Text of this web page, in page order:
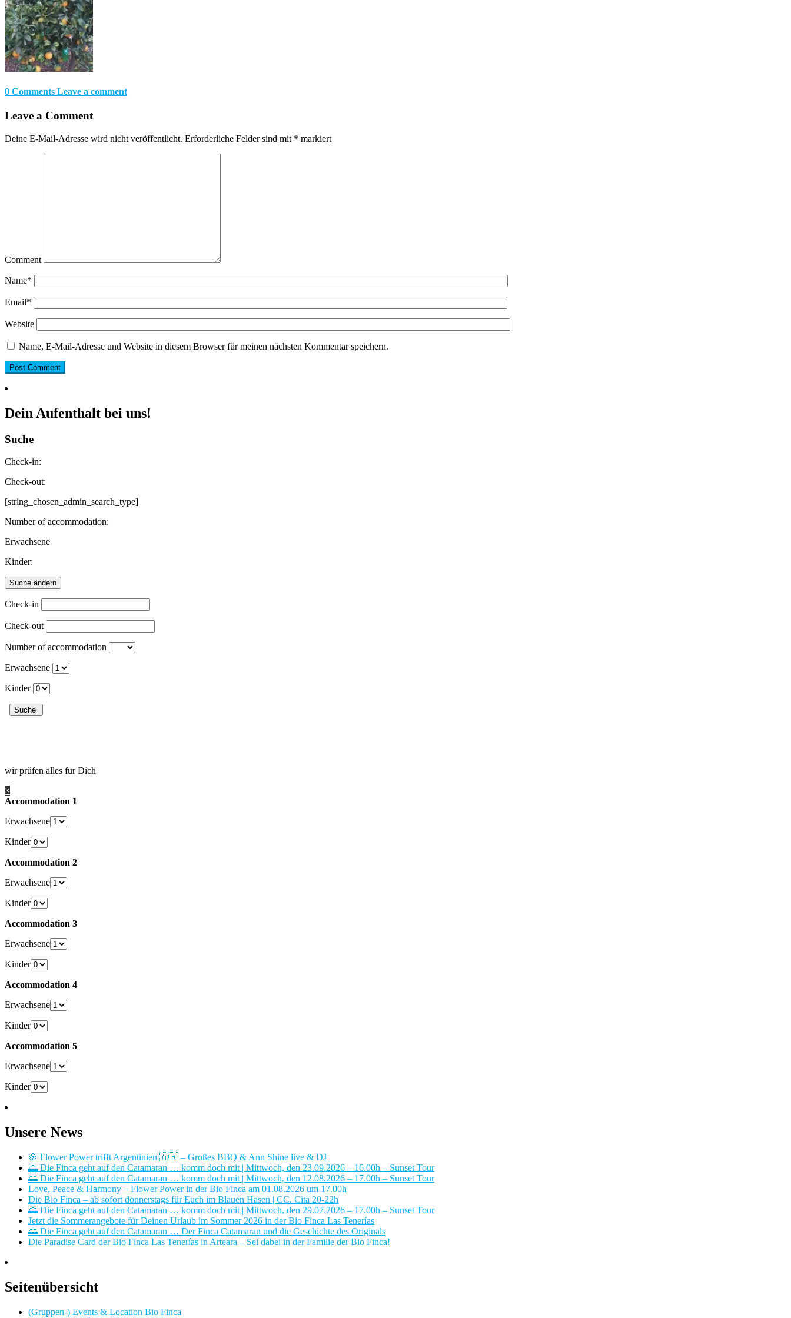
0 Comments Leave a comment
Leave a Comment
Deine E-Mail-Adresse wird nicht veröffentlicht. Erforderliche Felder sind mit * markiert
Comment
Name*
Email*
Website
Name, E-Mail-Adresse und Website in diesem Browser für meinen nächsten Kommentar speichern.
Dein Aufenthalt bei uns!
Suche
Check-in:
Check-out:
[string_chosen_admin_search_type]
Number of accommodation:
Erwachsene
Kinder:
Check-in
Check-out
Number of accommodation
Erwachsene
Kinder
wir prüfen alles für Dich
×
Accommodation 1
Erwachsene
Kinder
Accommodation 2
Erwachsene
Kinder
Accommodation 3
Erwachsene
Kinder
Accommodation 4
Erwachsene
Kinder
Accommodation 5
Erwachsene
Kinder
Unsere News
🌸 Flower Power trifft Argentinien 🇦🇷 – Großes BBQ & Ann Shine live & DJ
🌅 Die Finca geht auf den Catamaran … komm doch mit | Mittwoch, den 23.09.2026 – 16.00h – Sunset Tour
🌅 Die Finca geht auf den Catamaran … komm doch mit | Mittwoch, den 12.08.2026 – 17.00h – Sunset Tour
Love, Peace & Harmony – Flower Power in der Bio Finca am 01.08.2026 um 17.00h
Die Bio Finca – ab sofort donnerstags für Euch im Blauen Hasen | CC. Cita 20-22h
🌅 Die Finca geht auf den Catamaran … komm doch mit | Mittwoch, den 29.07.2026 – 17.00h – Sunset Tour
Jetzt die Sommerangebote für Deinen Urlaub im Sommer 2026 in der Bio Finca Las Tenerías
🌅 Die Finca geht auf den Catamaran … Der Finca Catamaran und die Geschichte des Originals
Die Paradise Card der Bio Finca Las Tenerías in Arteara – Sei dabei in der Familie der Bio Finca!
Seitenübersicht
(Gruppen-) Events & Location Bio Finca